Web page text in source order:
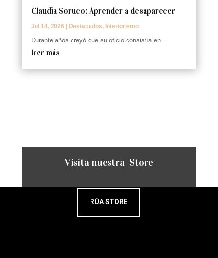
Claudia Soruco: Aprender a desaparecer
Jul 14, 2026 Destacados, Interiorismo
Durante años creyó que su oficio consistía en...
leer más
Visita nuestra Store
RÚA STORE